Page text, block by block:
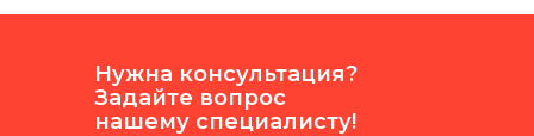
Нужна консультация?
Задайте вопрос
нашему специалисту!